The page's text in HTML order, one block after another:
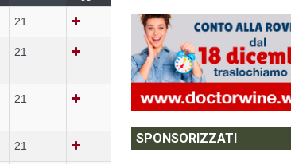
21
21
21
21 SPONSORIZZATI